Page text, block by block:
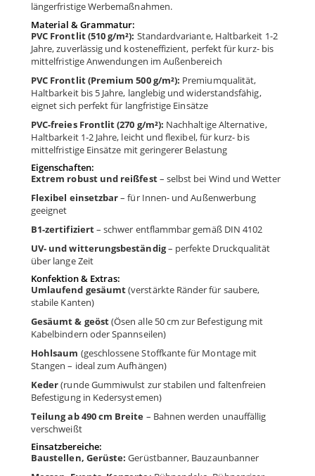
längerfristige Werbemaßnahmen.
Material & Grammatur:
PVC Frontlit (510 g/m²): Standardvariante, Haltbarkeit 1-2
Jahre, zuverlässig und kosteneffizient, perfekt für kurz- bis
mittelfristige Anwendungen im Außenbereich
PVC Frontlit (Premium 500 g/m²): Premiumqualität,
Haltbarkeit bis 5 Jahre, langlebig und widerstandsfähig,
eignet sich perfekt für langfristige Einsätze
PVC-freies Frontlit (270 g/m²): Nachhaltige Alternative,
Haltbarkeit 1-2 Jahre, leicht und flexibel, für kurz- bis
mittelfristige Einsätze mit geringerer Belastung
Eigenschaften:
Extrem robust und reißfest– selbst bei Wind und Wetter
Flexibel einsetzbar– für Innen- und Außenwerbung
geeignet
B1-zertifiziert– schwer entflammbar gemäß DIN 4102
UV- und witterungsbeständig– perfekte Druckqualität
über lange Zeit
Konfektion & Extras:
Umlaufend gesäumt(verstärkte Ränder für saubere,
stabile Kanten)
Gesäumt & geöst(Ösen alle 50 cm zur Befestigung mit
Kabelbindern oder Spannseilen)
Hohlsaum (geschlossene Stoffkante für Montage mit
Stangen – ideal zum Aufhängen)
Keder(runde Gummiwulst zur stabilen und faltenfreien
Befestigung in Kedersystemen)
Teilung ab 490 cm Breite – Bahnen werden unauffällig
verschweißt
Einsatzbereiche:
Baustellen, Gerüste: Gerüstbanner, Bauzaunbanner